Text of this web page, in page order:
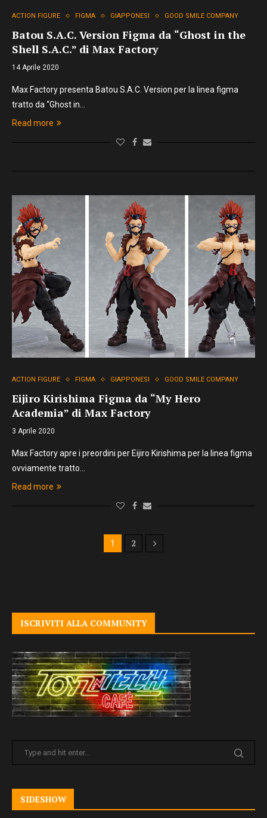
ACTION FIGURE FIGMA GIAPPONESI GOOD SMILE COMPANY
Batou S.A.C. Version Figma da “Ghost in the
Shell S.A.C.” di Max Factory
14 Aprile 2020
Max Factory presenta Batou S.A.C. Version per la linea figma
tratto da “Ghost in…
Read more
ACTION FIGURE FIGMA GIAPPONESI GOOD SMILE COMPANY
Eijiro Kirishima Figma da “My Hero
Academia” di Max Factory
3 Aprile 2020
Max Factory apre i preordini per Eijiro Kirishima per la linea figma
ovviamente tratto…
Read more
1 2
ISCRIVITI ALLA COMMUNITY
SIDESHOW